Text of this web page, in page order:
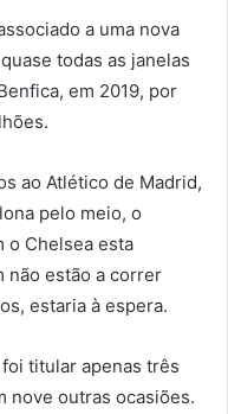
a uma nova
todas as janelas
em 2019, por
ao Atlético de Madrid,
pelo meio, o
o Chelsea esta
não estão a correr
estaria à espera.
titular apenas três
nove outras ocasiões.